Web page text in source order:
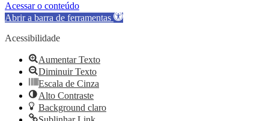
Acessar o conteúdo
Abrir a barra de ferramentas
Acessibilidade
Aumentar Texto
Diminuir Texto
Escala de Cinza
Alto Contraste
Background claro